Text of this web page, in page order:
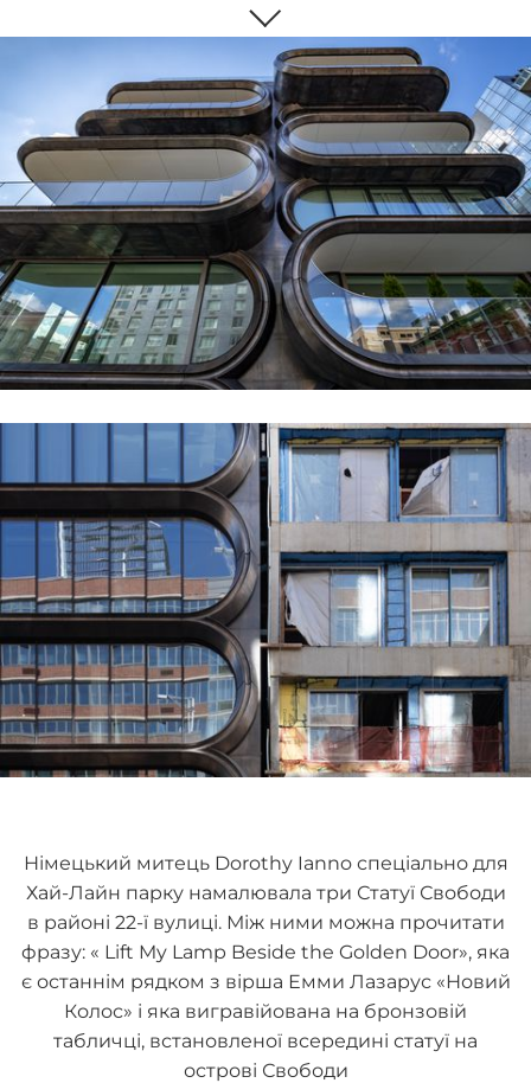
Німецький митець Dorothy Ianno спеціально для
Хай-Лайн парку намалювала три Статуї Свободи
в районі 22-ї вулиці. Між ними можна прочитати
фразу: « Lift My Lamp Beside the Golden Door», яка
є останнім рядком з вірша Емми Лазарус «Новий
Колос» і яка вигравійована на бронзовій
табличці, встановленої всередині статуї на
острові Свободи